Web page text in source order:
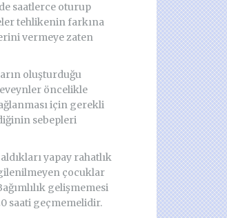
saatlerce oturup
tehlikenin farkına
vermeye zaten
oluşturduğu
öncelikle
için gerekli
sebepleri
yapay rahatlık
çocuklar
gelişmemesi
saati geçmemelidir.